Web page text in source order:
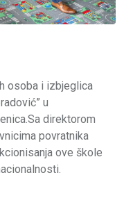
osoba i izbjeglica
u
direktorom
povratnika
ove škole